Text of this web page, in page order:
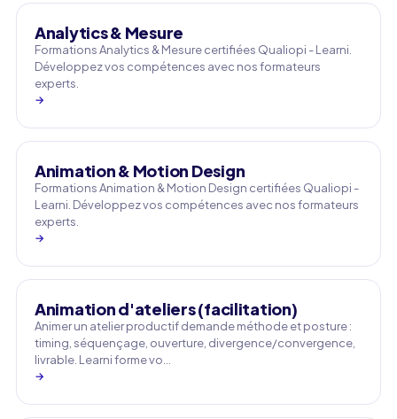
Analytics & Mesure
Formations Analytics & Mesure certifiées Qualiopi - Learni.
Développez vos compétences avec nos formateurs
experts.
→
Animation & Motion Design
Formations Animation & Motion Design certifiées Qualiopi -
Learni. Développez vos compétences avec nos formateurs
experts.
→
Animation d'ateliers (facilitation)
Animer un atelier productif demande méthode et posture :
timing, séquençage, ouverture, divergence/convergence,
livrable. Learni forme vo…
→